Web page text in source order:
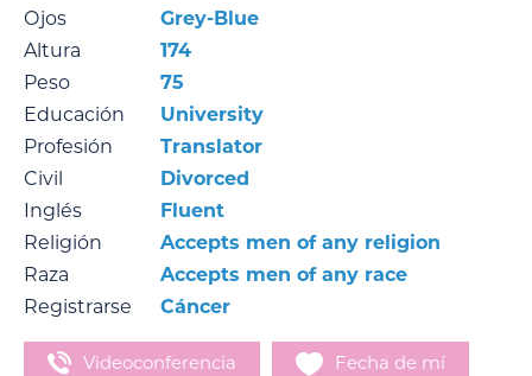
Ojos
Grey-Blue
Altura
174
Peso
75
Educación
University
Profesión
Translator
Civil
Divorced
Inglés
Fluent
Religión
Accepts men of any religion
Raza
Accepts men of any race
Registrarse
Cáncer
Videoconferencia Fecha de mí